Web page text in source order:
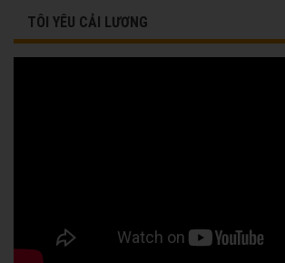
TÔI YÊU CẢI LƯƠNG